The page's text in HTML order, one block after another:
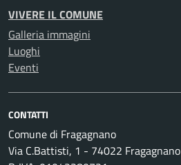
VIVERE IL COMUNE
Galleria immagini
Luoghi
Eventi
CONTATTI
Comune di Fragagnano
Via C.Battisti, 1 - 74022 Fragagnano